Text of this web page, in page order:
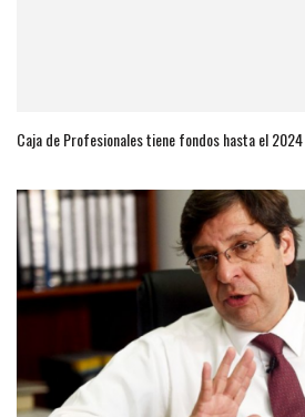
Caja de Profesionales tiene fondos hasta el